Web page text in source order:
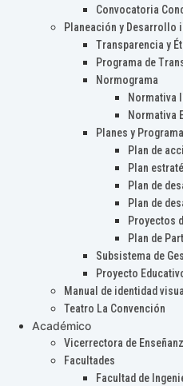
Convocatoria
Planeación y Desarrollo
Transparencia y
Programa de
Normograma
Normativa
Normativa
Planes y
Plan de
Plan
Plan de
Plan de
Proyectos
Plan de
Subsistema de
Proyecto
Manual de identidad visual
Teatro La Convención
Académico
Vicerrectora de
Facultades
Facultad de